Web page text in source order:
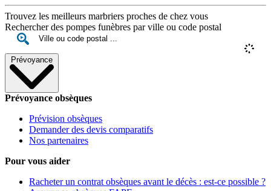
Trouvez les meilleurs marbriers proches de chez vous
Rechercher des pompes funèbres par ville ou code postal
Prévoyance
Prévoyance obsèques
Prévision obsèques
Demander des devis comparatifs
Nos partenaires
Pour vous aider
Racheter un contrat obsèques avant le décès : est-ce possible ?